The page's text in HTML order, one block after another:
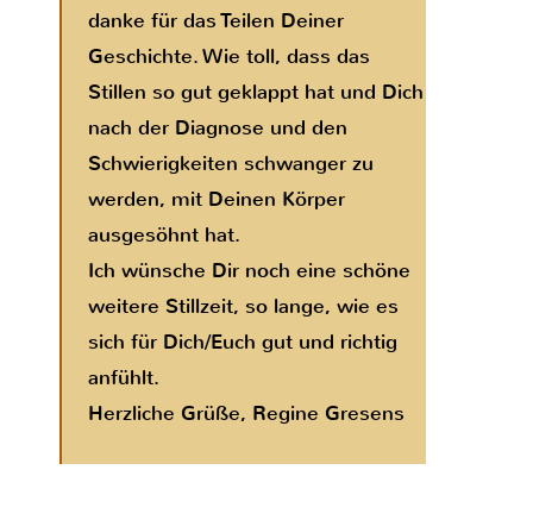
danke für das Teilen Deiner
Geschichte. Wie toll, dass das
Stillen so gut geklappt hat und Dich
nach der Diagnose und den
Schwierigkeiten schwanger zu
werden, mit Deinen Körper
ausgesöhnt hat.
Ich wünsche Dir noch eine schöne
weitere Stillzeit, so lange, wie es
sich für Dich/Euch gut und richtig
anfühlt.
Herzliche Grüße, Regine Gresens